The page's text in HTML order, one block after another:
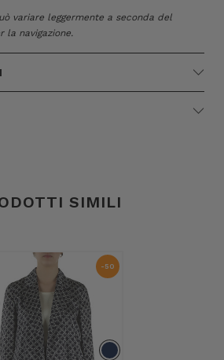
variare leggermente a seconda del
navigazione.
SIMILI
-50